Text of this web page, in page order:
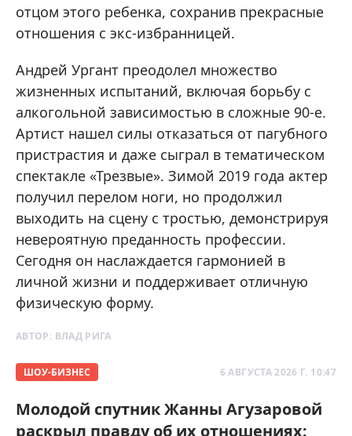
отцом этого ребенка, сохранив прекрасные
отношения с экс-избранницей.
Андрей Ургант преодолел множество
жизненных испытаний, включая борьбу с
алкогольной зависимостью в сложные 90-е.
Артист нашел силы отказаться от пагубного
пристрастия и даже сыграл в тематическом
спектакле «Трезвые». Зимой 2019 года актер
получил перелом ноги, но продолжил
выходить на сцену с тростью, демонстрируя
невероятную преданность профессии.
Сегодня он наслаждается гармонией в
личной жизни и поддерживает отличную
физическую форму.
АВТОР: ВЛАД РИГА
ШОУ-БИЗНЕС 6 АВГУСТА 2026 Г. 10:47
Молодой спутник Жанны Агузаровой
раскрыл правду об их отношениях: